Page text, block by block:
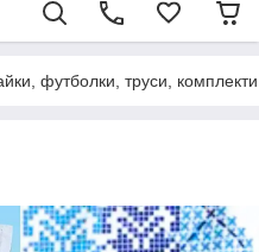
футболки, труси,